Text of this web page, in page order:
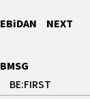
EBiDAN NEXT
BMSG
BE:FIRST